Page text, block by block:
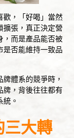
歡，「好喝」當然
擴張，真正決定營
，而是產品能否被
是否能維持一致品
體系的競爭時，
牌，背後往往都有
。
三大轉